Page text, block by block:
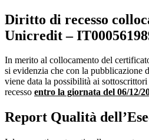
Diritto di recesso
Unicredit –
In merito al collocamento del
si evidenzia che con la pubblicazione
viene data la possibilità ai
recesso entro la giornata del 06/12/
Report Qualità